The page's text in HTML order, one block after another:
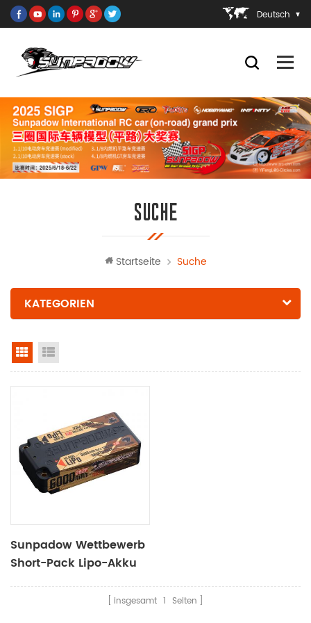
Deutsch
SUCHE
Startseite Suche
KATEGORIEN
Rasteransicht
Sunpadow Wettbewerb
Short-Pack Lipo-Akku
insgesamt 1 Seiten